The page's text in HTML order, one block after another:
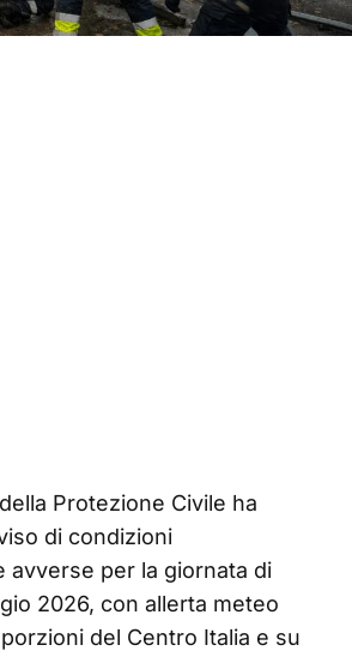
Protezione Civile ha
di condizioni
avverse per la giornata di
2026, con allerta meteo
del Centro Italia e su